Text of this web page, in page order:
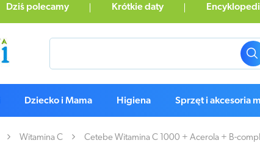
Dziś polecamy Krótkie daty
Dziecko i Mama Higiena Sprzęt i akcesoria
Witamina C Cetebe Witamina C 1000 + Acerola + B-